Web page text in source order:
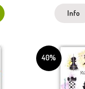
Info
40%